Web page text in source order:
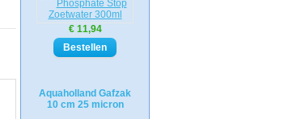
€ 11,94
Aquaholland Gafzak
10 cm 25 micron